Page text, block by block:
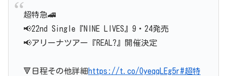
超特急🚄
📢22nd Single『NINE LIVES』9・24発売
📢アリーナツアー『REAL?』開催決定
🔻日程その他詳細https://t.co/OyeqqLEg5r#超特